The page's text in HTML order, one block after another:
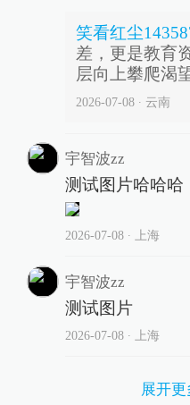
笑看红尘
差，更是教育
层向上攀爬渴
2026-07-08∙ 云南
宇智波zz
测试图片哈哈哈
2026-07-08∙ 上海
宇智波zz
测试图片
2026-07-08∙ 上海
展开